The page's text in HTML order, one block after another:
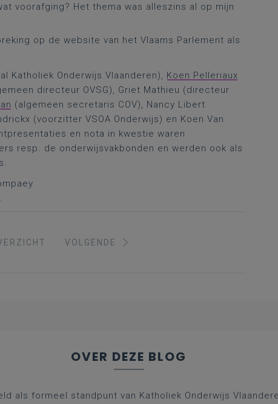
voorafging? Het thema was alleszins al op mijn
op de website van het Vlaams Parlement als
Katholiek Onderwijs Vlaanderen), Koen Pelleriaux
directeur OVSG), Griet Mathieu (directeur
(algemeen secretaris COV), Nancy Libert
(voorzitter VSOA Onderwijs) en Koen Van
en nota in kwestie waren
resp. de onderwijsvakbonden en werden ook als
.
VOLGENDE
OVER DEZE BLOG
als formeel standpunt van Katholiek Onderwijs